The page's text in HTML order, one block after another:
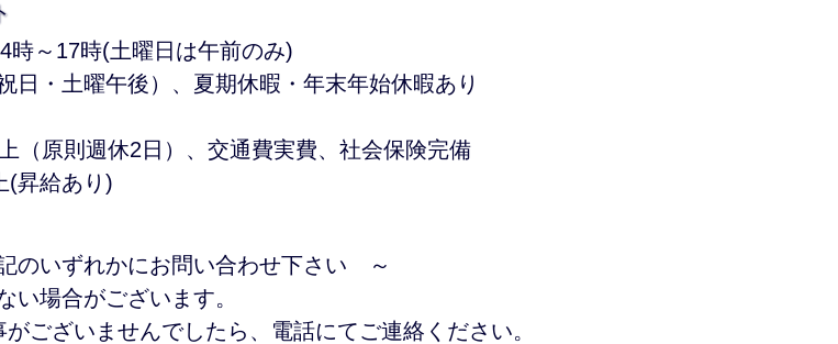
時～17時(土曜日は午前のみ)
日・土曜午後）、夏期休暇・年末年始休暇あり
（原則週休2日）、交通費実費、社会保険完備
(昇給あり)
のいずれかにお問い合わせ下さい ～
い場合がございます。
ございませんでしたら、電話にてご連絡ください。